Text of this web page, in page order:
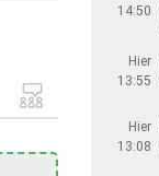
14:50
Hier
13:55
Hier
13:08